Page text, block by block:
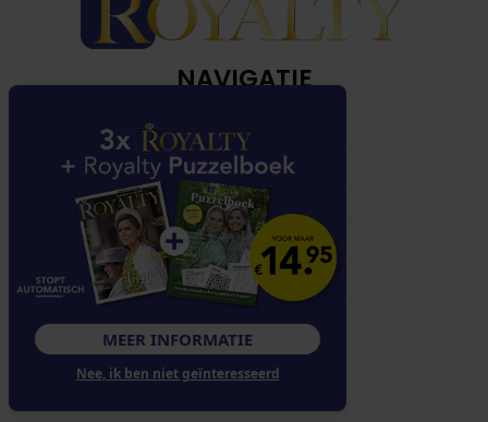
NAVIGATIE
Over Royalty
Klantenservice
Abonnementen
Contact
Adverteren
VOLG ONS
MEER INFORMATIE
Nee, ik ben niet geïnteresseerd